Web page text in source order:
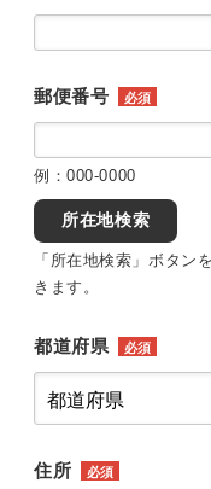
郵便番号 必須
例：000-0000
所在地検索
「所在地検索」ボタン
きます。
都道府県 必須
住所 必須